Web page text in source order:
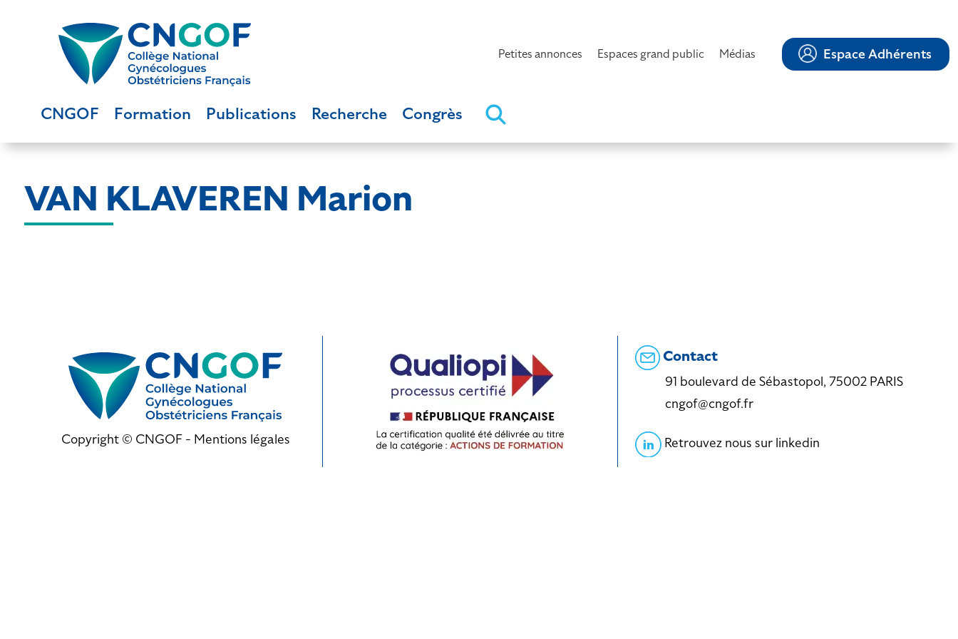
Petites annonces Espaces grand public Médias Espace Adhérents
CNGOF Formation Publications Recherche Congrès
VAN KLAVEREN Marion
Copyright © CNGOF - Mentions légales
Contact
91 boulevard de Sébastopol, 75002 PARIS
cngof@cngof.fr
Retrouvez nous sur linkedin